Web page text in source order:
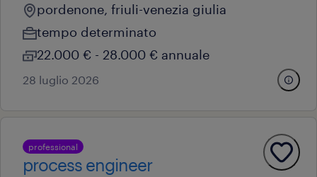
pordenone, friuli-venezia giulia
tempo determinato
22.000 € - 28.000 € annuale
28 luglio 2026
professional
process engineer